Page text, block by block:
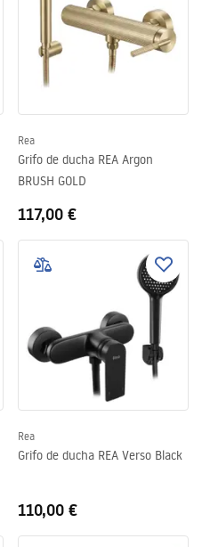
Rea
Grifo de ducha REA Argon
BRUSH GOLD
117,00 €
Rea
Grifo de ducha REA Verso Black
110,00 €